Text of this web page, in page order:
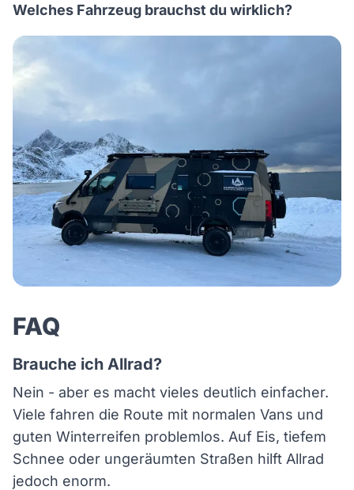
Welches Fahrzeug brauchst du wirklich?
FAQ
Brauche ich Allrad?
Nein - aber es macht vieles deutlich einfacher.
Viele fahren die Route mit normalen Vans und
guten Winterreifen problemlos. Auf Eis, tiefem
Schnee oder ungeräumten Straßen hilft Allrad
jedoch enorm.